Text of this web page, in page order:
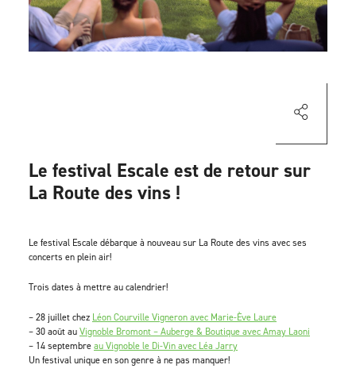
Le festival Escale est de retour sur
La Route des vins !
Le festival Escale débarque à nouveau sur La Route des vins avec ses
concerts en plein air!
Trois dates à mettre au calendrier!
– 28 juillet chez Léon Courville Vigneronavec Marie-Ève Laure
– 30 août auVignoble Bromont – Auberge & BoutiqueavecAmay Laoni
– 14 septembreau Vignoble le Di-Vin avec Léa Jarry
Un festival unique en son genre à ne pas manquer!